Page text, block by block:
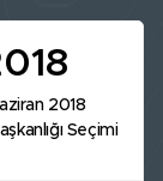
2018
Seçimi